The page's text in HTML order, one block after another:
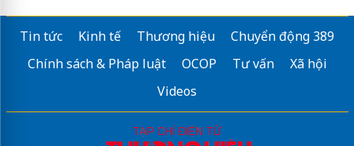
Tin tức Kinh tế Thương hiệu
Chuyển động 389
Chính sách & Pháp luật
OCOP Tư vấn
Xã hội
Videos